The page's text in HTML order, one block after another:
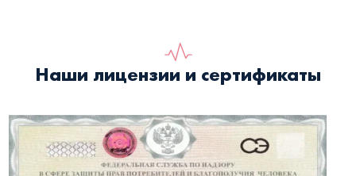
Наши лицензии и сертификаты